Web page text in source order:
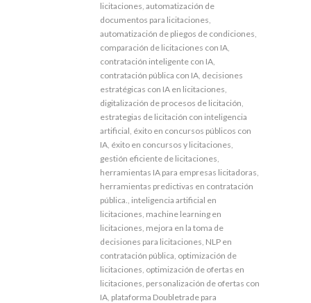
licitaciones, automatización de
documentos para licitaciones,
automatización de pliegos de condiciones,
comparación de licitaciones con IA,
contratación inteligente con IA,
contratación pública con IA, decisiones
estratégicas con IA en licitaciones,
digitalización de procesos de licitación,
estrategias de licitación con inteligencia
artificial, éxito en concursos públicos con
IA, éxito en concursos y licitaciones,
gestión eficiente de licitaciones,
herramientas IA para empresas licitadoras,
herramientas predictivas en contratación
pública., inteligencia artificial en
licitaciones, machine learning en
licitaciones, mejora en la toma de
decisiones para licitaciones, NLP en
contratación pública, optimización de
licitaciones, optimización de ofertas en
licitaciones, personalización de ofertas con
IA, plataforma Doubletrade para